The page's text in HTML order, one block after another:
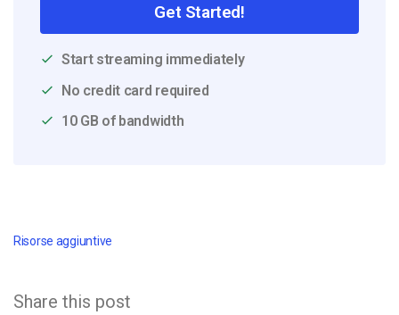
Get Started!
Start streaming immediately
No credit card required
10 GB of bandwidth
Risorse aggiuntive
Share this post